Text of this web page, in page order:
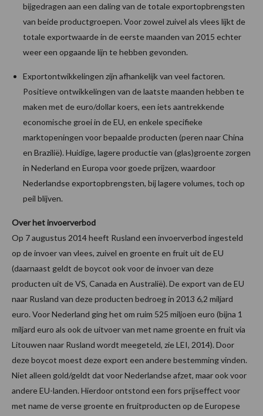
bijgedragen aan een daling van de totale exportopbrengsten
van beide productgroepen. Voor zowel zuivel als vlees lijkt de
totale exportwaarde in de eerste maanden van 2015 echter
weer een opgaande lijn te hebben gevonden.
Exportontwikkelingen zijn afhankelijk van veel factoren.
Positieve ontwikkelingen van de laatste maanden hebben te
maken met de euro/dollar koers, een iets aantrekkende
economische groei in de EU, en enkele specifieke
marktopeningen voor bepaalde producten (peren naar China
en Brazilië). Huidige, lagere productie van (glas)groente zorgen
in Nederland en Europa voor goede prijzen, waardoor
Nederlandse exportopbrengsten, bij lagere volumes, toch op
peil blijven.
Over het invoerverbod
Op 7 augustus 2014 heeft Rusland een invoerverbod ingesteld
op de invoer van vlees, zuivel en groente en fruit uit de EU
(daarnaast geldt de boycot ook voor de invoer van deze
producten uit de VS, Canada en Australië). De export van de EU
naar Rusland van deze producten bedroeg in 2013 6,2 miljard
euro. Voor Nederland ging het om ruim 525 miljoen euro (bijna 1
miljard euro als ook de uitvoer van met name groente en fruit via
Litouwen naar Rusland wordt meegeteld, zie LEI, 2014). Door
deze boycot moest deze export een andere bestemming vinden.
Niet alleen gold/geldt dat voor Nederlandse afzet, maar ook voor
andere EU-landen. Hierdoor ontstond een fors prijseffect voor
met name de verse groente en fruitproducten op de Europese